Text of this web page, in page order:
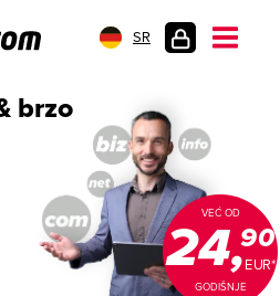
SR
brzo
VEĆ OD
24,EUR*
90
GODIŠNJE